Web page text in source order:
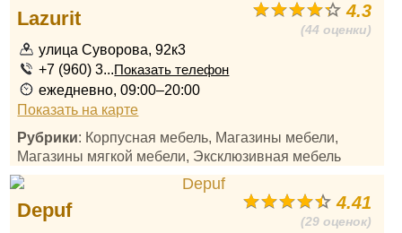
4.3
(44 оценки)
Lazurit
улица Суворова, 92к3
+7 (960) 3...Показать телефон
ежедневно, 09:00–20:00
Показать на карте
Рубрики: Корпусная мебель, Магазины мебели,
Магазины мягкой мебели, Эксклюзивная мебель
4.41
(29 оценок)
Depuf